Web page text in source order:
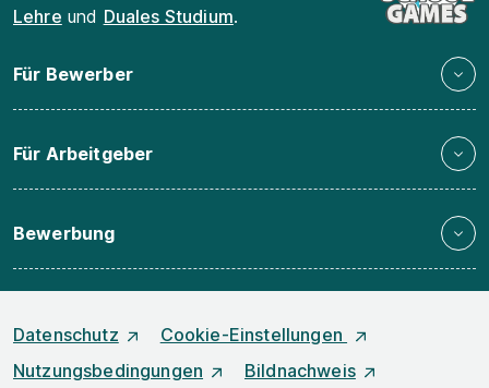
Lehre und Duales Studium.
Für Bewerber
Für Arbeitgeber
Bewerbung
Datenschutz
Cookie-Einstellungen
Nutzungsbedingungen
Bildnachweis